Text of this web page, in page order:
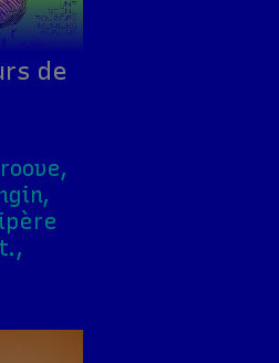
de